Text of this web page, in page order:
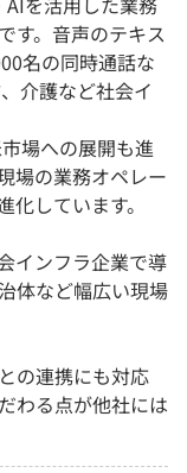
す。音声のテキス
名の同時通話な
介護など社会イ
場への展開も進
場の業務オペレー
しています。
インフラ企業で導
体など幅広い現場
の連携にも対応
わる点が他社には